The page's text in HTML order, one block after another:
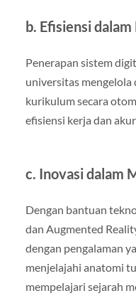
b. Efisiensi
Penerapan sistem
universitas mengelola
kurikulum secara
efisiensi kerja dan
c. Inovasi dalam
Dengan bantuan
dan Augmented
dengan pengalaman
menjelajahi anatomi
mempelajari sejarah